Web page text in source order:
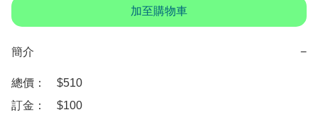
加至購物車
簡介 −
總價：　$510
訂金：　$100